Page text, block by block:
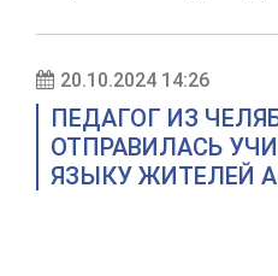
20.10.2024 14:26
ПЕДАГОГ ИЗ
ОТПРАВИЛАСЬ
ЯЗЫКУ ЖИТЕЛЕЙ